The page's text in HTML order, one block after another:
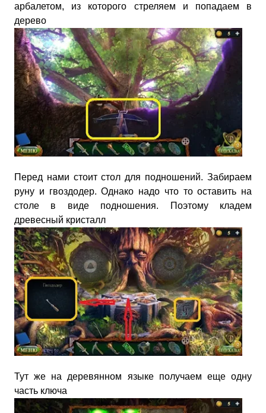
арбалетом, из которого стреляем и попадаем в
дерево
Перед нами стоит стол для подношений. Забираем
руну и гвоздодер. Однако надо что то оставить на
столе в виде подношения. Поэтому кладем
древесный кристалл
Тут же на деревянном языке получаем еще одну
часть ключа